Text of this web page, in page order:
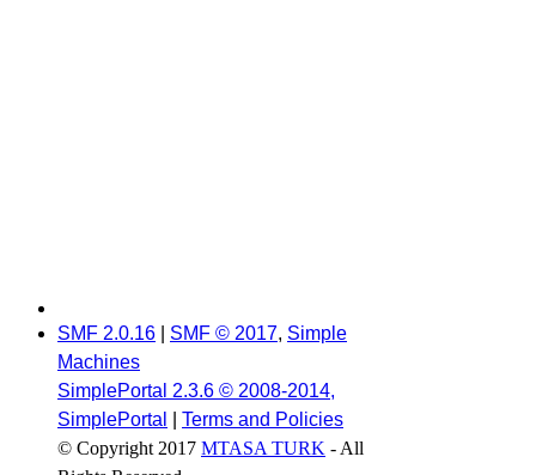
SMF 2.0.16 SMF © 2017, Simple
Machines
SimplePortal 2.3.6 © 2008-2014,
SimplePortal
Terms and Policies
© Copyright 2017 MTASA TURK - All